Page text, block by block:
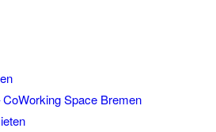
Space Bremen